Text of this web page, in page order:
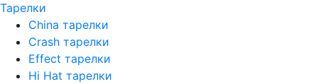
Тарелки
China тарелки
Crash тарелки
Effect тарелки
Hi Hat тарелки